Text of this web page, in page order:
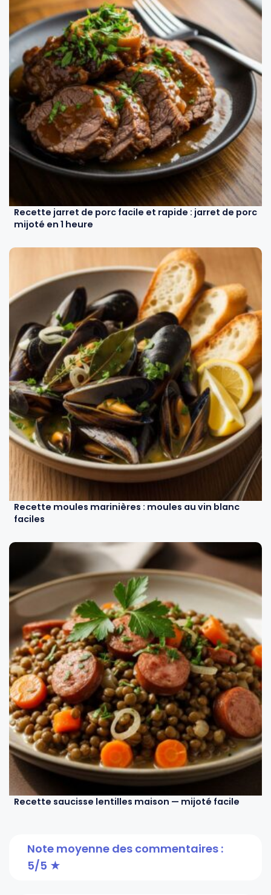
Recette jarret de porc facile et rapide : jarret de porc
mijoté en 1 heure
Recette moules marinières : moules au vin blanc
faciles
Recette saucisse lentilles maison — mijoté facile
Note moyenne des commentaires :
5/5